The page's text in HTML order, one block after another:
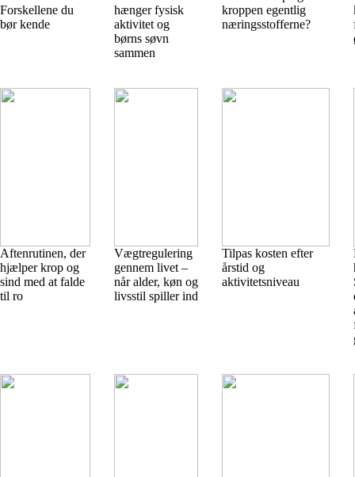
Forskellene du
bør kende
hænger fysisk
aktivitet og
børns søvn
sammen
kroppen egentlig
næringsstofferne?
Aftenrutinen, der
hjælper krop og
sind med at falde
til ro
Vægtregulering
gennem livet –
når alder, køn og
livsstil spiller ind
Tilpas kosten efter
årstid og
aktivitetsniveau